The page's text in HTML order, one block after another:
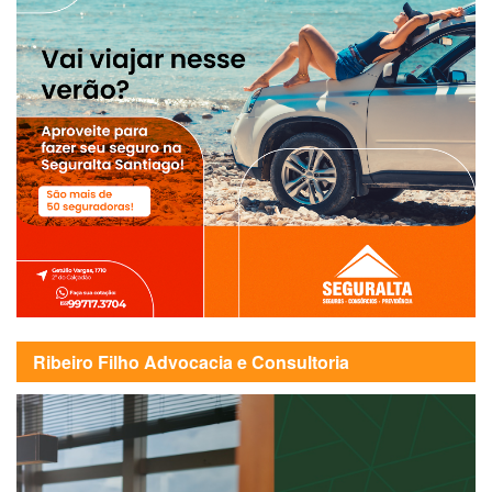
Ribeiro Filho Advocacia e Consultoria